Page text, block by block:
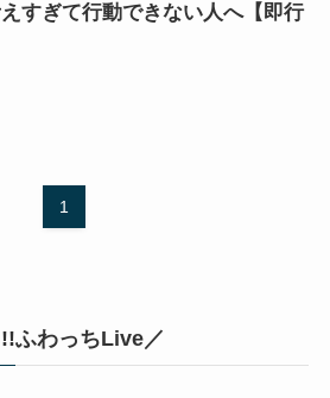
えすぎて行動できない人へ【即行
1
ふわっちLive／